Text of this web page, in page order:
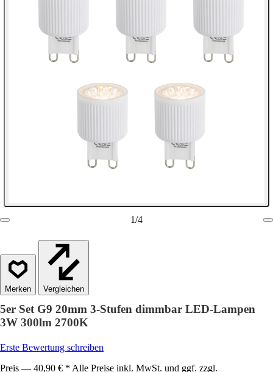
1/4
Vergleichen
5er Set G9 20mm 3-Stufen dimmbar LED-Lampen
3W 300lm 2700K
Erste Bewertung schreiben
Preis — 40,90 € * Alle Preise inkl. MwSt. und ggf. zzgl.